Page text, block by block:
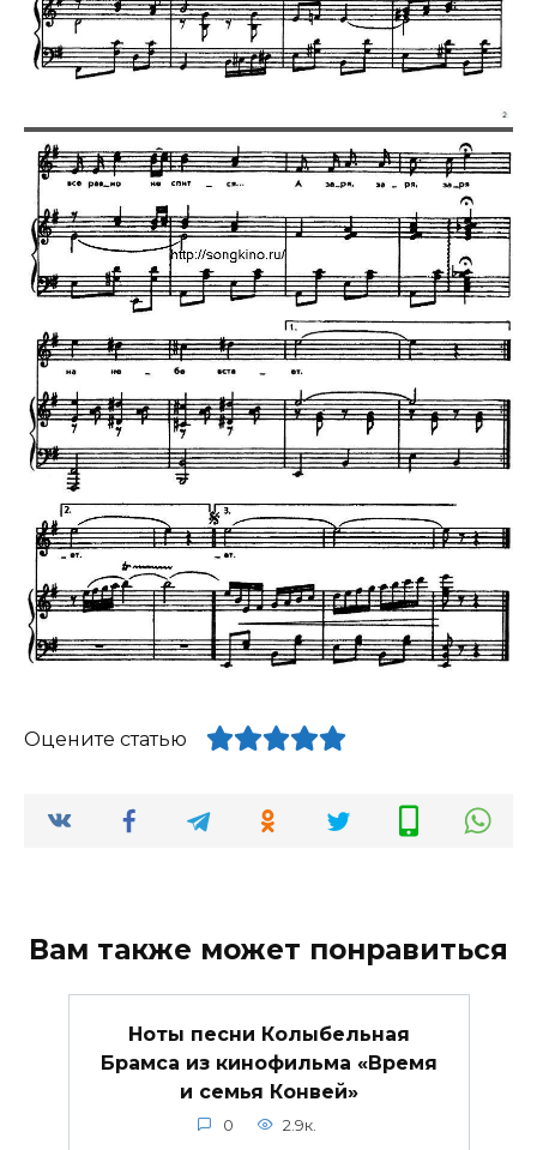
Оцените статью
Вам также может понравиться
Ноты песни Колыбельная
Брамса из кинофильма «Время
и семья Конвей»
0 2.9к.